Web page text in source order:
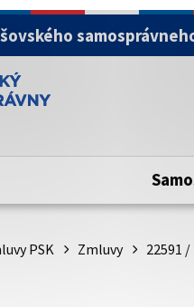
stránka Prešovského
PSK Zmluvy 22591